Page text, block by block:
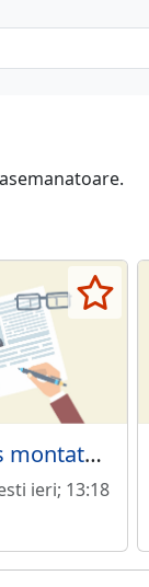
Lacatus montator containere, tamplar, electrician, instalator
ieri; 13:18